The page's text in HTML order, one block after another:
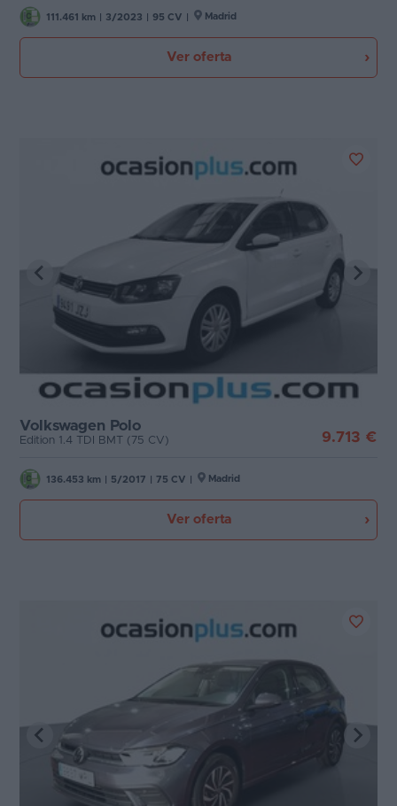
111.461 km 3/2023 95 CV Madrid
Ver oferta
Volkswagen Polo
Edition 1.4 TDI BMT (75 CV) 9.713 €
136.453 km 5/2017 75 CV Madrid
Ver oferta